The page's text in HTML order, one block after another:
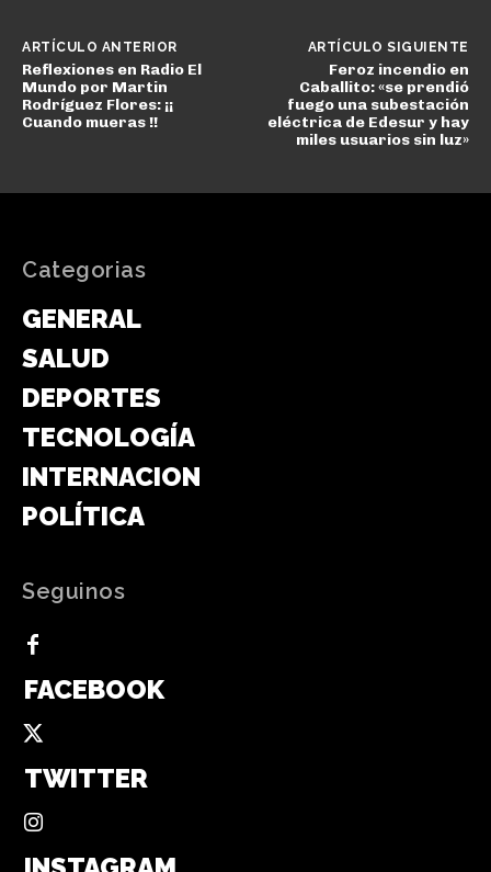
ARTÍCULO ANTERIOR
Reflexiones en Radio El
Mundo por Martin
Rodríguez Flores: ¡¡
Cuando mueras !!
ARTÍCULO SIGUIENTE
Feroz incendio en
Caballito: «se prendió
fuego una subestación
eléctrica de Edesur y hay
miles usuarios sin luz»
Categorias
GENERAL
SALUD
DEPORTES
TECNOLOGÍA
INTERNACIONAL
POLÍTICA
Seguinos
FACEBOOK
TWITTER